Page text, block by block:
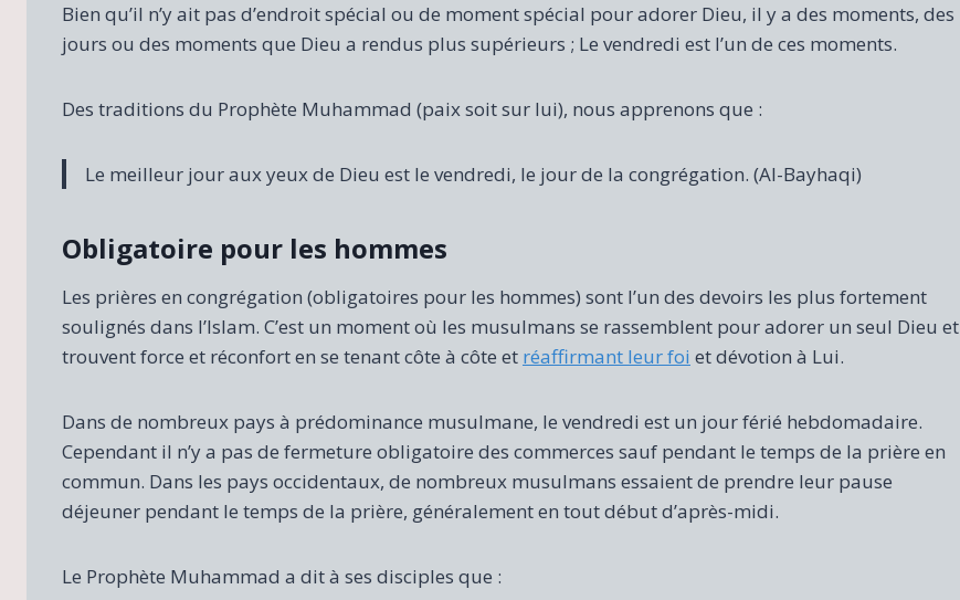
Bien qu’il n’y ait pas d’endroit spécial ou de moment spécial pour adorer Dieu, il y a des moments, des
jours ou des moments que Dieu a rendus plus supérieurs ; Le vendredi est l’un de ces moments.
Des traditions du Prophète Muhammad (paix soit sur lui), nous apprenons que :
Le meilleur jour aux yeux de Dieu est le vendredi, le jour de la congrégation. (Al-Bayhaqi)
Obligatoire pour les hommes
Les prières en congrégation (obligatoires pour les hommes) sont l’un des devoirs les plus fortement
soulignés dans l’Islam. C’est un moment où les musulmans se rassemblent pour adorer un seul Dieu et
trouvent force et réconfort en se tenant côte à côte et réaffirmant leur foi et dévotion à Lui.
Dans de nombreux pays à prédominance musulmane, le vendredi est un jour férié hebdomadaire.
Cependant il n’y a pas de fermeture obligatoire des commerces sauf pendant le temps de la prière en
commun. Dans les pays occidentaux, de nombreux musulmans essaient de prendre leur pause
déjeuner pendant le temps de la prière, généralement en tout début d’après-midi.
Le Prophète Muhammad a dit à ses disciples que :